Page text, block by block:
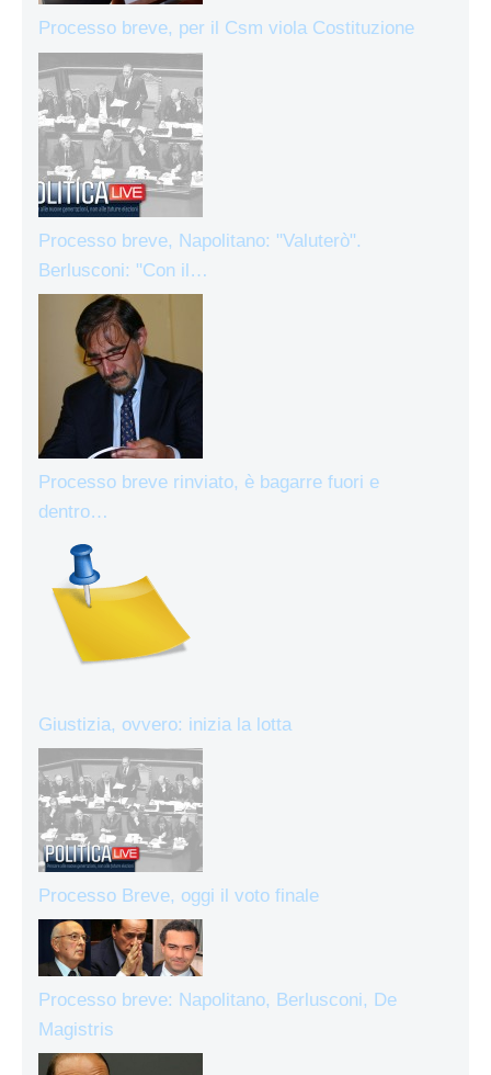
Processo breve, per il Csm viola Costituzione
Processo breve, Napolitano: "Valuterò".
Berlusconi: "Con il…
Processo breve rinviato, è bagarre fuori e
dentro…
Giustizia, ovvero: inizia la lotta
Processo Breve, oggi il voto finale
Processo breve: Napolitano, Berlusconi, De
Magistris